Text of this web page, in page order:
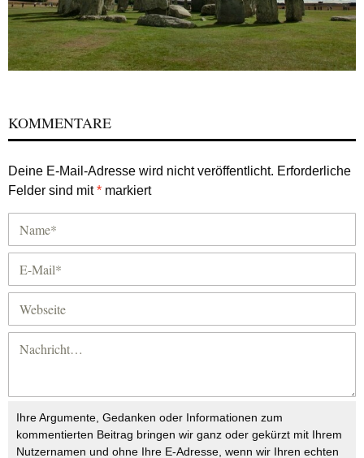
KOMMENTARE
Deine E-Mail-Adresse wird nicht veröffentlicht. Erforderliche
Felder sind mit* markiert
Ihre Argumente, Gedanken oder Informationen zum
kommentierten Beitrag bringen wir ganz oder gekürzt mit Ihrem
Nutzernamen und ohne Ihre E-Adresse, wenn wir Ihren echten